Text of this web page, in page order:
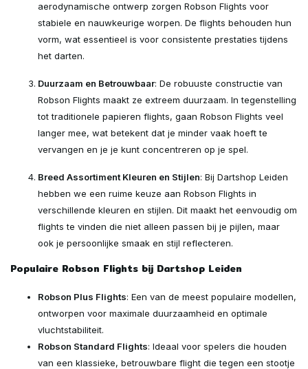
aerodynamische ontwerp zorgen Robson Flights voor
stabiele en nauwkeurige worpen. De flights behouden hun
vorm, wat essentieel is voor consistente prestaties tijdens
het darten.
Duurzaam en Betrouwbaar: De robuuste constructie van
Robson Flights maakt ze extreem duurzaam. In tegenstelling
tot traditionele papieren flights, gaan Robson Flights veel
langer mee, wat betekent dat je minder vaak hoeft te
vervangen en je je kunt concentreren op je spel.
Breed Assortiment Kleuren en Stijlen: Bij Dartshop Leiden
hebben we een ruime keuze aan Robson Flights in
verschillende kleuren en stijlen. Dit maakt het eenvoudig om
flights te vinden die niet alleen passen bij je pijlen, maar
ook je persoonlijke smaak en stijl reflecteren.
Populaire Robson Flights bij Dartshop Leiden
Robson Plus Flights: Een van de meest populaire modellen,
ontworpen voor maximale duurzaamheid en optimale
vluchtstabiliteit.
Robson Standard Flights: Ideaal voor spelers die houden
van een klassieke, betrouwbare flight die tegen een stootje